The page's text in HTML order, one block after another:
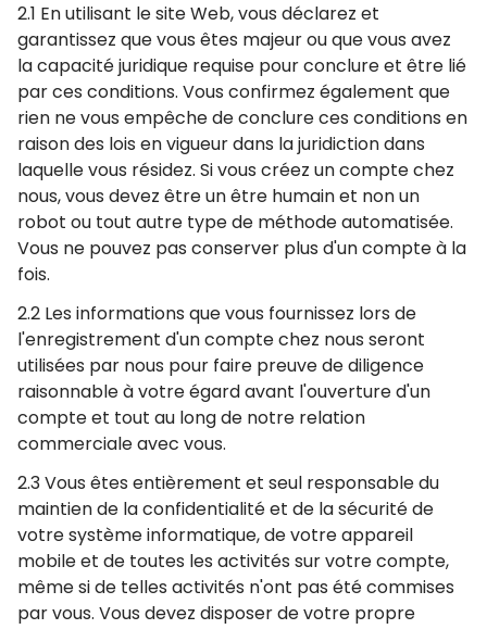
2.1 En utilisant le site Web, vous déclarez et
garantissez que vous êtes majeur ou que vous avez
la capacité juridique requise pour conclure et être lié
par ces conditions. Vous confirmez également que
rien ne vous empêche de conclure ces conditions en
raison des lois en vigueur dans la juridiction dans
laquelle vous résidez. Si vous créez un compte chez
nous, vous devez être un être humain et non un
robot ou tout autre type de méthode automatisée.
Vous ne pouvez pas conserver plus d'un compte à la
fois.
2.2 Les informations que vous fournissez lors de
l'enregistrement d'un compte chez nous seront
utilisées par nous pour faire preuve de diligence
raisonnable à votre égard avant l'ouverture d'un
compte et tout au long de notre relation
commerciale avec vous.
2.3 Vous êtes entièrement et seul responsable du
maintien de la confidentialité et de la sécurité de
votre système informatique, de votre appareil
mobile et de toutes les activités sur votre compte,
même si de telles activités n'ont pas été commises
par vous. Vous devez disposer de votre propre